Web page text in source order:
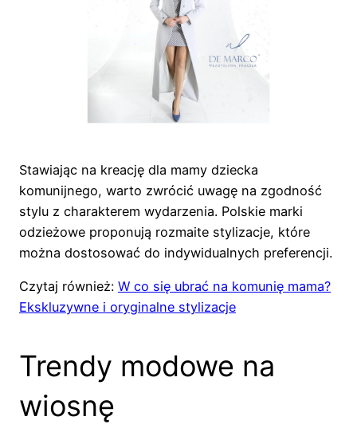
Stawiając na kreację dla mamy dziecka
komunijnego, warto zwrócić uwagę na zgodność
stylu z charakterem wydarzenia. Polskie marki
odzieżowe proponują rozmaite stylizacje, które
można dostosować do indywidualnych preferencji.
Czytaj również: W co się ubrać na komunię mama?
Ekskluzywne i oryginalne stylizacje
Trendy modowe na
wiosnę